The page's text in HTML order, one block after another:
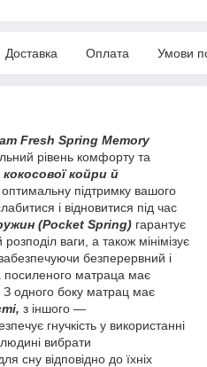
Доставка Оплата Умови
Fresh Spring Memory
рівень комфорту та
кокосової койри й
підтримку вашого
і відновитися під час
(Pocket Spring) гарантує
ваги, а також мінімізує
безперервний і
посиленого матраца має
З одного боку матрац має
з іншого —
гнучкість у використанні
вибрати
сну відповідно до їхніх